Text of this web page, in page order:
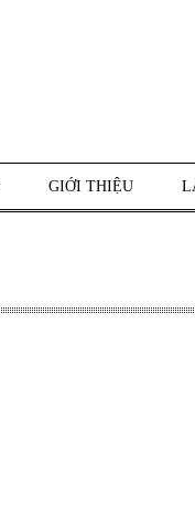
GIỚI THIỆU